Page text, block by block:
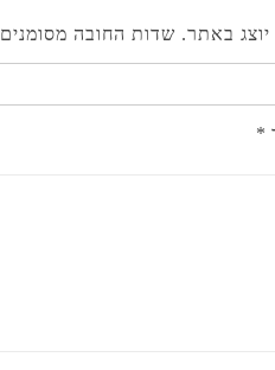
יוצג באתר. שדות החובה מסומנים
*